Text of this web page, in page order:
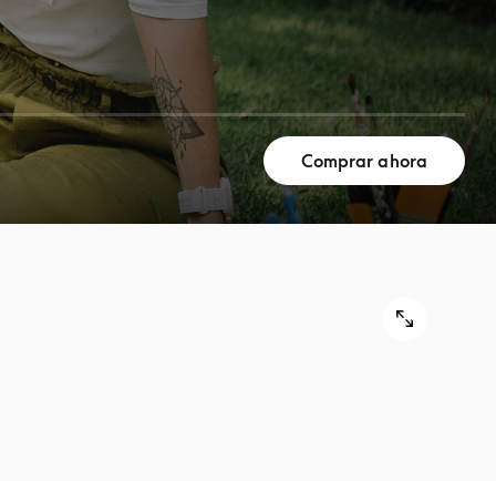
Comprar ahora